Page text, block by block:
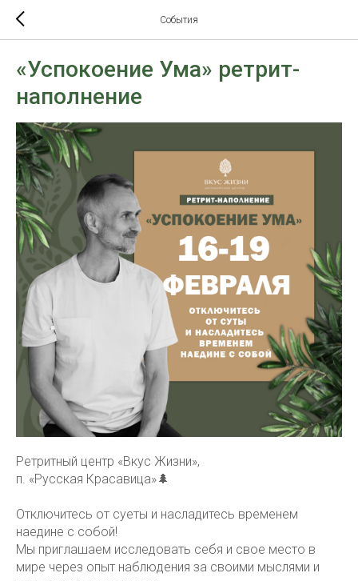
События
«Успокоение Ума» ретрит-
наполнение
Ретритный центр «Вкус Жизни»,
п. «Русская Красавица»🌲
Отключитесь от суеты и насладитесь временем
наедине с собой!
Мы приглашаем исследовать себя и свое место в
мире через опыт наблюдения за своими мыслями и